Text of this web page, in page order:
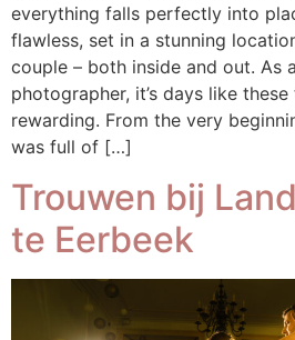
everything falls perfectly into
flawless, set in a stunning
couple – both inside and out. As
photographer, it’s days like
rewarding. From the very
was full of […]
Trouwen bij
te Eerbeek